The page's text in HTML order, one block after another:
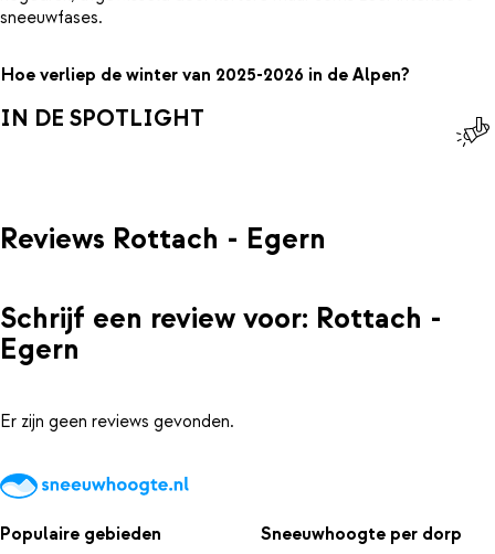
sneeuwfases.
Hoe verliep de winter van 2025-2026 in de Alpen?
IN DE SPOTLIGHT
Reviews Rottach - Egern
Schrijf een review voor: Rottach -
Egern
Er zijn geen reviews gevonden.
Populaire gebieden Sneeuwhoogte per dorp